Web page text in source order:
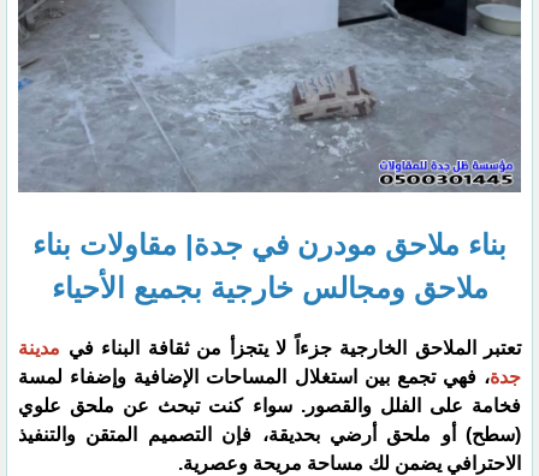
بناء ملاحق مودرن في جدة| مقاولات بناء
ملاحق ومجالس خارجية بجميع الأحياء
​تعتبر الملاحق الخارجية جزءاً لا يتجزأ من ثقافة البناء في مدينة
جدة، فهي تجمع بين استغلال المساحات الإضافية وإضفاء لمسة
فخامة على الفلل والقصور. سواء كنت تبحث عن ملحق علوي
(سطح) أو ملحق أرضي بحديقة، فإن التصميم المتقن والتنفيذ
الاحترافي يضمن لك مساحة مريحة وعصرية.